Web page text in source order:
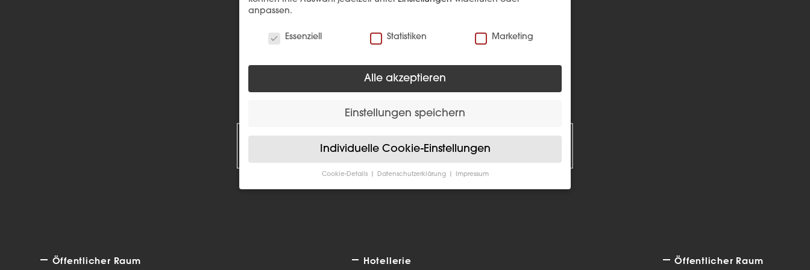
REFERENZEN
Öffentlicher Raum Hotellerie Öffentlicher Raum
anpassen.
Essenziell
Statistiken Marketing
Alle akzeptieren
Einstellungen speichern
Individuelle Cookie-Einstellungen
Cookie-Details Datenschutzerklärung Impressum
Datenschutzeinstellungen
und Ihre Erfahrung zu verbessern. Personenbezogene Daten können